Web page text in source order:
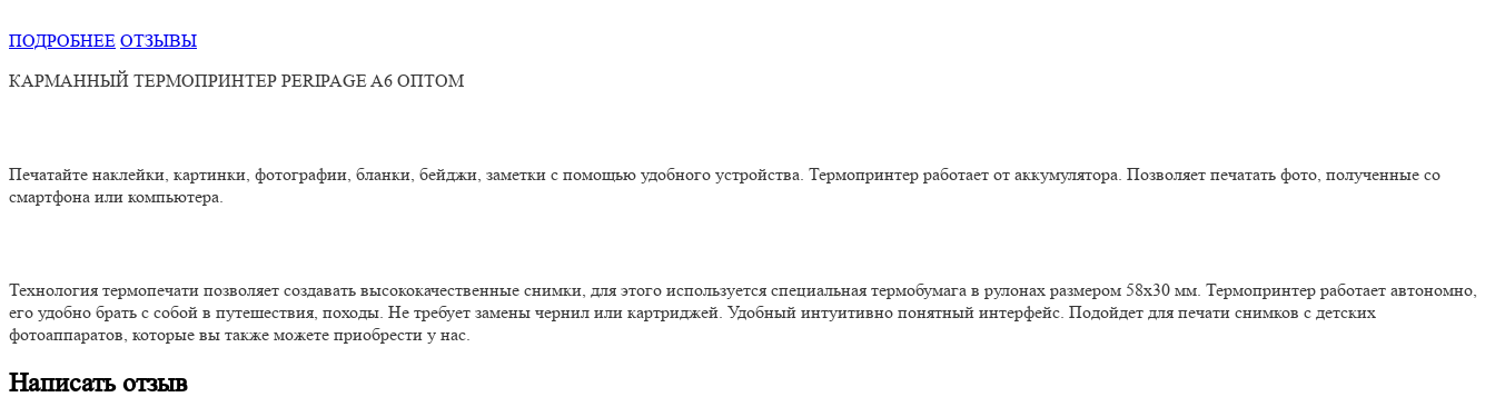
ПОДРОБНЕЕ ОТЗЫВЫ
КАРМАННЫЙ ТЕРМОПРИНТЕР PERIPAGE A6 ОПТОМ
Печатайте наклейки, картинки, фотографии, бланки, бейджи, заметки с помощью удобного устройства. Термопринтер работает от аккумулятора. Позволяет печатать фото, полученные со
смартфона или компьютера.
Технология термопечати позволяет создавать высококачественные снимки, для этого используется специальная термобумага в рулонах размером 58х30 мм. Термопринтер работает автономно,
его удобно брать с собой в путешествия, походы. Не требует замены чернил или картриджей. Удобный интуитивно понятный интерфейс. Подойдет для печати снимков с детских
фотоаппаратов, которые вы также можете приобрести у нас.
Написать отзыв